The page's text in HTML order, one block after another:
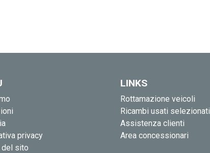
privacy
del sito
LINKS
Rottamazione veicoli
Ricambi usati selezionati
Assistenza clienti
Area concessionari